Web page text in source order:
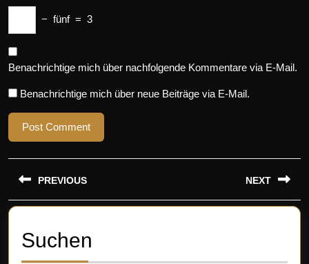
− fünf = 3
Benachrichtige mich über nachfolgende Kommentare via E-Mail.
Benachrichtige mich über neue Beiträge via E-Mail.
Beitragsnavigation
PREVIOUS
Previous
post:
NEXT
Suchen